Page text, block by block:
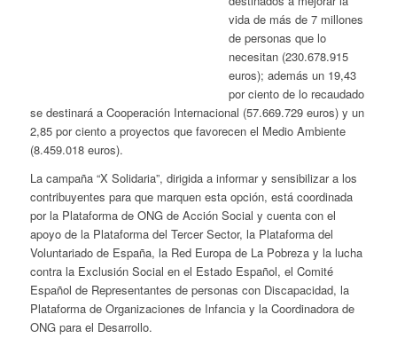
vida de más de 7 millones
de personas que lo
necesitan (230.678.915
euros); además un 19,43
por ciento de lo recaudado
se destinará a Cooperación Internacional (57.669.729 euros) y un
2,85 por ciento a proyectos que favorecen el Medio Ambiente
(8.459.018 euros).
La campaña “X Solidaria”, dirigida a informar y sensibilizar a los
contribuyentes para que marquen esta opción, está coordinada
por la Plataforma de ONG de Acción Social y cuenta con el
apoyo de la Plataforma del Tercer Sector, la Plataforma del
Voluntariado de España, la Red Europa de La Pobreza y la lucha
contra la Exclusión Social en el Estado Español, el Comité
Español de Representantes de personas con Discapacidad, la
Plataforma de Organizaciones de Infancia y la Coordinadora de
ONG para el Desarrollo.